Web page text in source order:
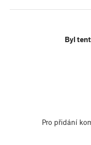
Byl
Pro přidání